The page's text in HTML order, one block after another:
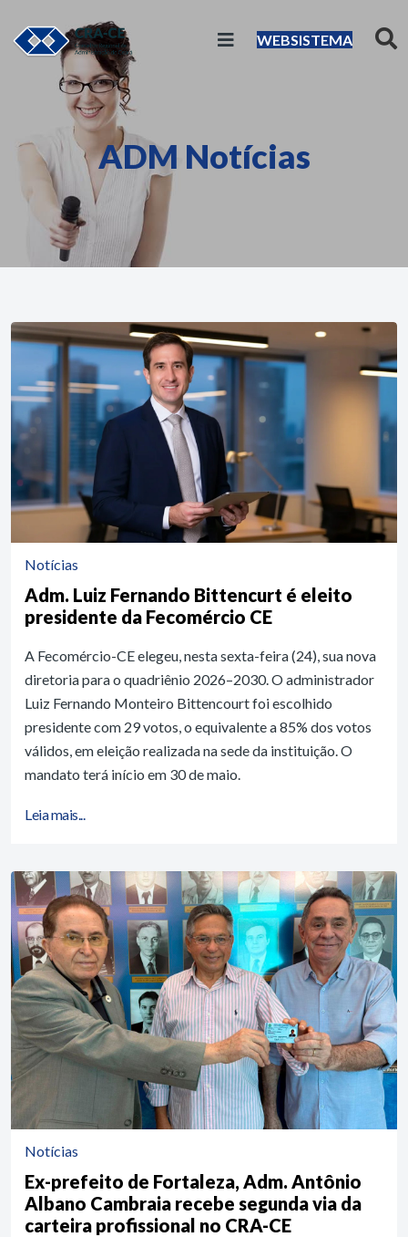
WEBSISTEMA
ADM Notícias
Notícias
Adm. Luiz Fernando Bittencurt é eleito
presidente da Fecomércio CE
A Fecomércio-CE elegeu, nesta sexta-feira (24), sua nova
diretoria para o quadriênio 2026–2030. O administrador
Luiz Fernando Monteiro Bittencourt foi escolhido
presidente com 29 votos, o equivalente a 85% dos votos
válidos, em eleição realizada na sede da instituição. O
mandato terá início em 30 de maio.
Leia mais...
Notícias
Ex-prefeito de Fortaleza, Adm. Antônio
Albano Cambraia recebe segunda via da
carteira profissional no CRA-CE